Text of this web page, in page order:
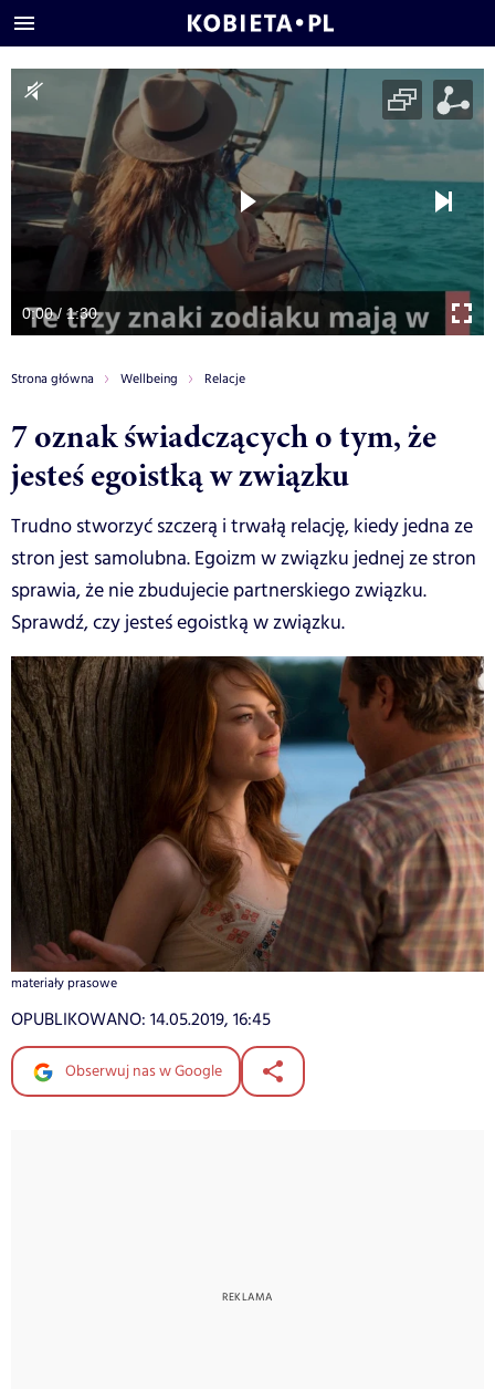
0:00 / 1:30
Strona główna Wellbeing Relacje
7 oznak świadczących o tym, że
jesteś egoistką w związku
Trudno stworzyć szczerą i trwałą relację, kiedy jedna ze
stron jest samolubna. Egoizm w związku jednej ze stron
sprawia, że nie zbudujecie partnerskiego związku.
Sprawdź, czy jesteś egoistką w związku.
materiały prasowe
OPUBLIKOWANO: 14.05.2019, 16:45
Obserwuj nas w Google